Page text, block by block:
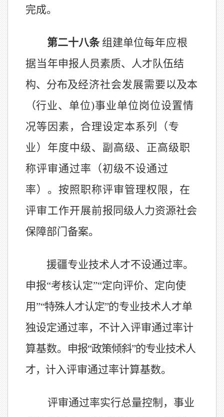
完成。
第二十八条 组建单位每年应根
据当年申报人员素质、人才队伍结
构、分布及经济社会发展需要以及本
（行业、单位)事业单位岗位设置情
况等因素， 合理设定本系列
（专
业） 年度中级、副高级、正高级职
称评审通过率 （初级不设通过
率）。按照职称评审管理权限，在
评审工作开展前报同级人力资源社会
保障部门备案。
援疆专业技术人才不设通过率。
申报“考核认定”“定向评价、定向使
用”“特殊人才认定”的专业技术人才单
独设定通过率，不计入评审通过率计
算基数。 申报“政策倾斜”的专业技术人
才， 计入评审通过率计算基数。
评审通过率实行总量控制，事业